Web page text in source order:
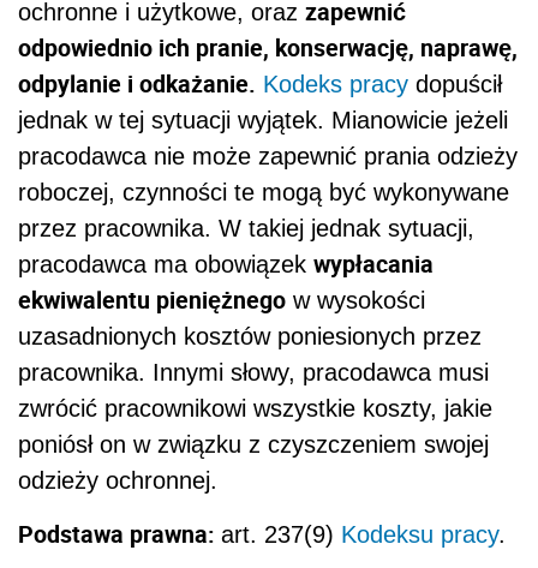
ochronne i użytkowe, oraz zapewnić
odpowiednio ich pranie, konserwację, naprawę,
odpylanie i odkażanie. Kodeks pracy dopuścił
jednak w tej sytuacji wyjątek. Mianowicie jeżeli
pracodawca nie może zapewnić prania odzieży
roboczej, czynności te mogą być wykonywane
przez pracownika. W takiej jednak sytuacji,
pracodawca ma obowiązek wypłacania
ekwiwalentu pieniężnego w wysokości
uzasadnionych kosztów poniesionych przez
pracownika. Innymi słowy, pracodawca musi
zwrócić pracownikowi wszystkie koszty, jakie
poniósł on w związku z czyszczeniem swojej
odzieży ochronnej.
Podstawa prawna: art. 237(9) Kodeksu pracy.